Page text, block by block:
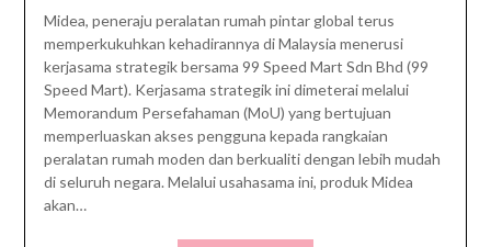
Midea, peneraju peralatan rumah pintar global terus
memperkukuhkan kehadirannya di Malaysia menerusi
kerjasama strategik bersama 99 Speed Mart Sdn Bhd (99
Speed Mart). Kerjasama strategik ini dimeterai melalui
Memorandum Persefahaman (MoU) yang bertujuan
memperluaskan akses pengguna kepada rangkaian
peralatan rumah moden dan berkualiti dengan lebih mudah
di seluruh negara. Melalui usahasama ini, produk Midea
akan…